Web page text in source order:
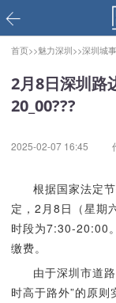
首页>>魅力深圳>>深圳城
2月8日深圳路
20_00???
2025-02-07 16:45
根据国家法定
定，2月8日（星期
时段为7:30-20:00
缴费。
由于深圳市道
时高于路外”的原